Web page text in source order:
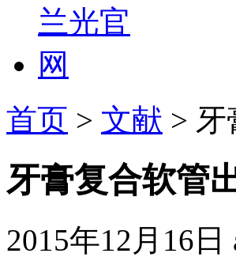
首页 > 文献 >
牙膏复合软管
2015年12月16日